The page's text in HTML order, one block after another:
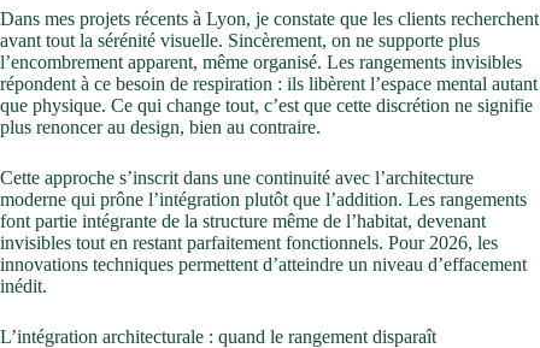
Dans mes projets récents à Lyon, je constate que les clients recherchent
avant tout la sérénité visuelle. Sincèrement, on ne supporte plus
l’encombrement apparent, même organisé. Les rangements invisibles
répondent à ce besoin de respiration : ils libèrent l’espace mental autant
que physique. Ce qui change tout, c’est que cette discrétion ne signifie
plus renoncer au design, bien au contraire.
Cette approche s’inscrit dans une continuité avec l’architecture
moderne qui prône l’intégration plutôt que l’addition. Les rangements
font partie intégrante de la structure même de l’habitat, devenant
invisibles tout en restant parfaitement fonctionnels. Pour 2026, les
innovations techniques permettent d’atteindre un niveau d’effacement
inédit.
L’intégration architecturale : quand le rangement disparaît